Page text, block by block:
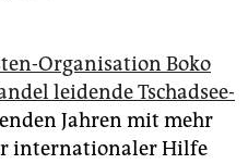
Organisation Boko
leidende Tschadsee-
Jahren mit mehr
internationaler Hilfe